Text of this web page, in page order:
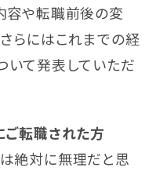
容や転職前後の変
らにはこれまでの経
いて発表していただ
転職された方
絶対に無理だと思